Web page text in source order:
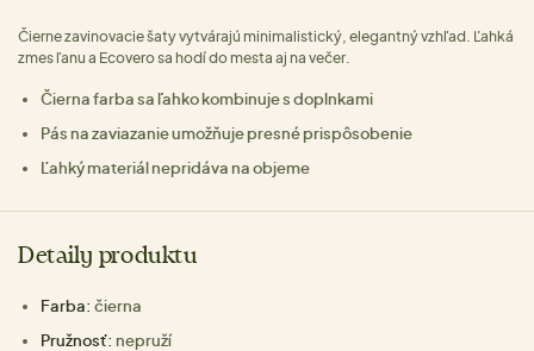
Čierne zavinovacie šaty vytvárajú minimalistický, elegantný vzhľad. Ľahká
zmes ľanu a Ecovero sa hodí do mesta aj na večer.
Čierna farba sa ľahko kombinuje s doplnkami
Pás na zaviazanie umožňuje presné prispôsobenie
Ľahký materiál nepridáva na objeme
Detaily produktu
Farba: čierna
Pružnosť: nepruží